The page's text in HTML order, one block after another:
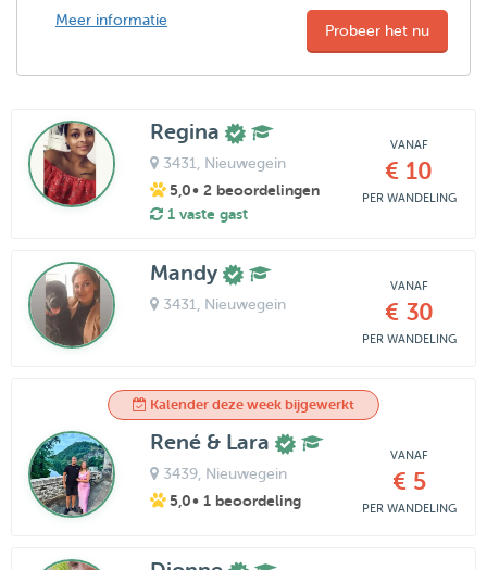
Meer informatie
Probeer het nu
Regina
3431 , Nieuwegein
5,0• 2 beoordelingen
1 vaste gast
VANAF
€ 10
PER WANDELING
Mandy
3431 , Nieuwegein
VANAF
€ 30
PER WANDELING
Kalender deze week bijgewerkt
René & Lara
3439, Nieuwegein
5,0• 1 beoordeling
VANAF
€ 5
PER WANDELING